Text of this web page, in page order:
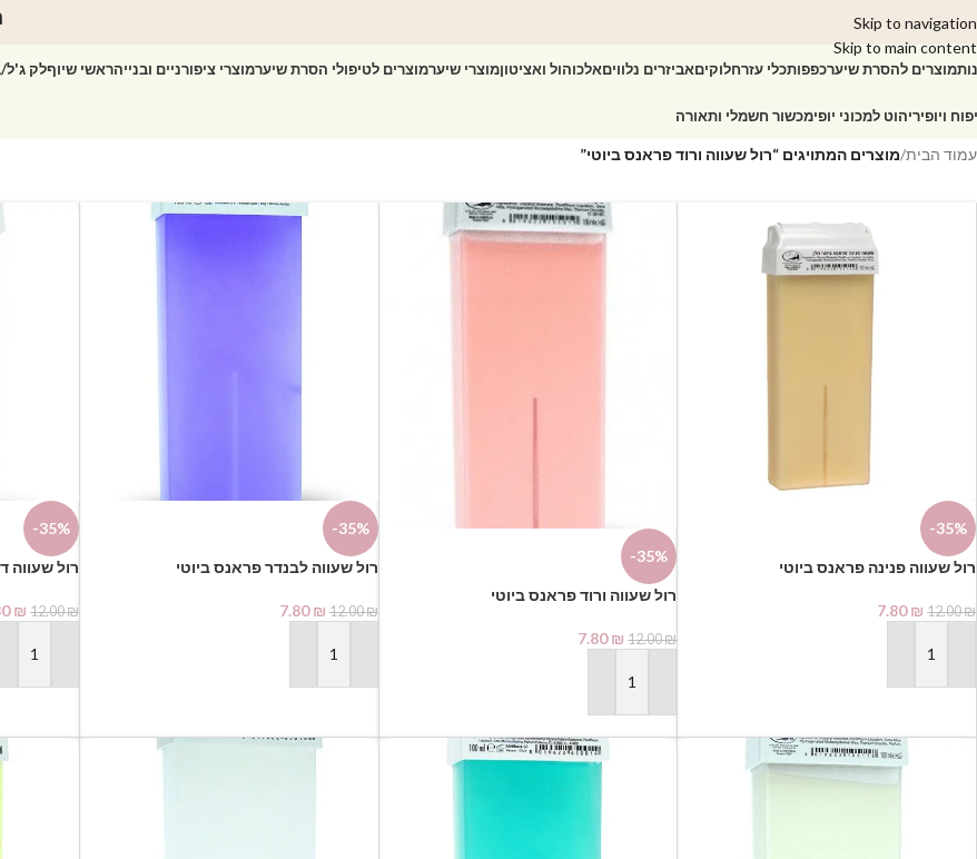
Skip to navigation
Skip to main content
מוצרים להסרת שיערכפפותכלי עזרחלוקיםאביזרים נלוויםאלכוהול ואציטוןמוצרי שיערמוצרים לטיפולי הסרת שיערמוצרי ציפורניים ובנייהראשי שיוףלק ג'ל/
ויופיריהוט למכוני יופימכשור חשמלי ותאורה
עמוד הבית/מוצרים המתויגים “רול שעווה ורוד פראנס ביוטי”
-35%
12.00₪
7.80₪
הוספה לסל
-35%
רול שעווה ורוד פראנס ביוטי
12.00₪
7.80₪
הוספה לסל
-35%
12.00₪
7.80₪
הוספה לסל
-35%
12.00₪
₪
הוספה לסל